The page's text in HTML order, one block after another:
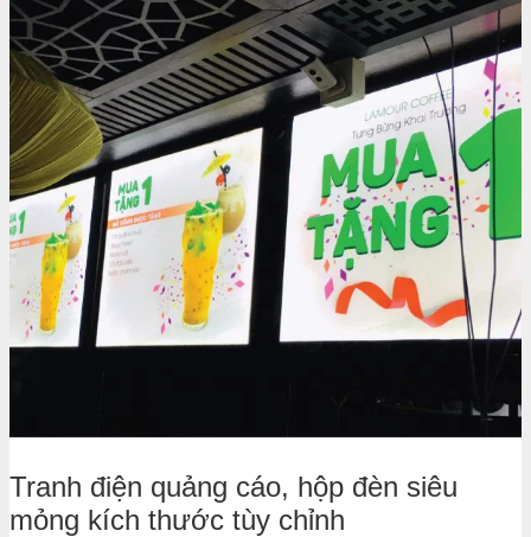
Tranh điện quảng cáo, hộp đèn siêu
mỏng kích thước tùy chỉnh